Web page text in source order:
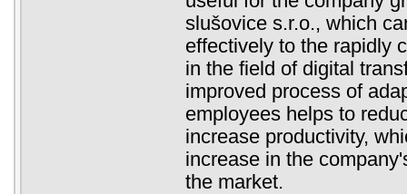
slušovice s.r.o., which
effectively to the rapidly
in the field of digital
improved process of
employees helps to
increase productivity,
increase in the
the market.